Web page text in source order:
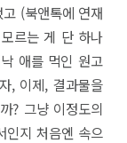
(북앤톡에 연재
르는 게 단 하나
애를 먹인 원고
, 이제, 결과물을
? 그냥 이정도의
지 처음엔 속으